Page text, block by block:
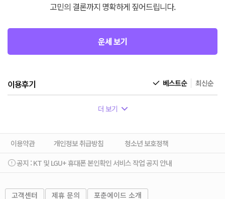
고민의 결론까지 명확하게 짚어드립니다.
운세 보기
이용후기 베스트순 최신순
더 보기
이용약관 개인정보 취급방침
청소년 보호정책
공지 : KT 및 LGU+ 휴대폰 본인확인 서비스 작업 공지 안내
고객센터 제휴 문의 포춘에이드 소개